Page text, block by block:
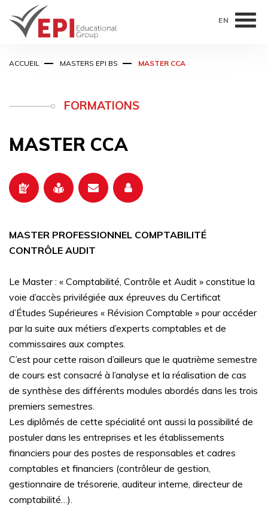
au
EN
FORMATIONS
ACCUEIL MASTERS EPI BS MASTER CCA
MASTER CCA
MASTER PROFESSIONNEL COMPTABILITÉ
CONTRÔLE AUDIT
Le Master : « Comptabilité, Contrôle et Audit » constitue la
voie d’accès privilégiée aux épreuves du Certificat
d’Études Supérieures « Révision Comptable » pour accéder
par la suite aux métiers d’experts comptables et de
commissaires aux comptes.
C’est pour cette raison d’ailleurs que le quatrième semestre
de cours est consacré à l’analyse et la réalisation de cas
de synthèse des différents modules abordés dans les trois
premiers semestres.
Les diplômés de cette spécialité ont aussi la possibilité de
postuler dans les entreprises et les établissements
financiers pour des postes de responsables et cadres
comptables et financiers (contrôleur de gestion,
gestionnaire de trésorerie, auditeur interne, directeur de
comptabilité…).